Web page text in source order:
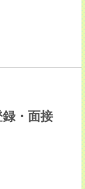
・面接